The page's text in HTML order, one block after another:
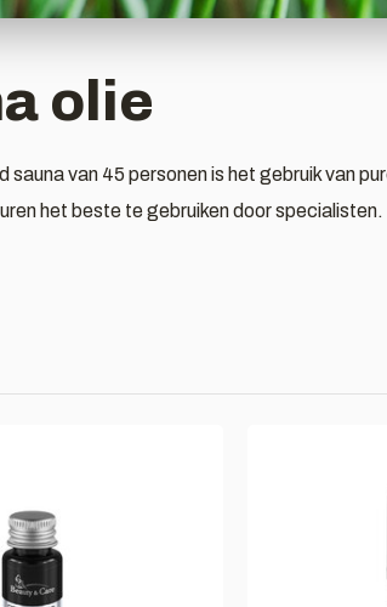
olie
sauna van 45 personen is het gebruik van
het beste te gebruiken door specialisten.